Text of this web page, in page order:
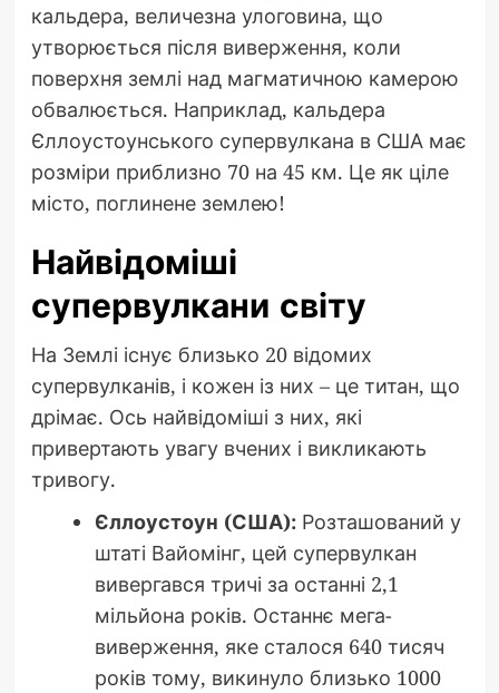
кальдера, величезна улоговина, що
утворюється після виверження, коли
поверхня землі над магматичною камерою
обвалюється. Наприклад, кальдера
Єллоустоунського супервулкана в США має
розміри приблизно 70 на 45 км. Це як ціле
місто, поглинене землею!
Найвідоміші
супервулкани світу
На Землі існує близько 20 відомих
супервулканів, і кожен із них – це титан, що
дрімає. Ось найвідоміші з них, які
привертають увагу вчених і викликають
тривогу.
Єллоустоун (США):Розташований у
штаті Вайомінг, цей супервулкан
вивергався тричі за останні 2,1
мільйона років. Останнє мега-
виверження, яке сталося 640 тисяч
років тому, викинуло близько 1000